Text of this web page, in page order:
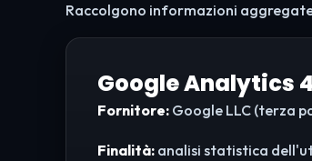
Raccolgono informazioni
Google Analytics
Fornitore: Google LLC (terza
Finalità: analisi statistica